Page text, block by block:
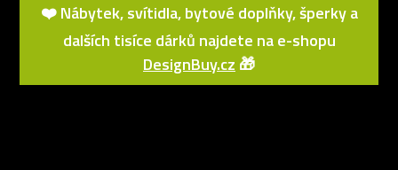
❤️ Nábytek, svítidla, bytové doplňky, šperky a
dalších tisíce dárků najdete na e-shopu
DesignBuy.cz 🎁